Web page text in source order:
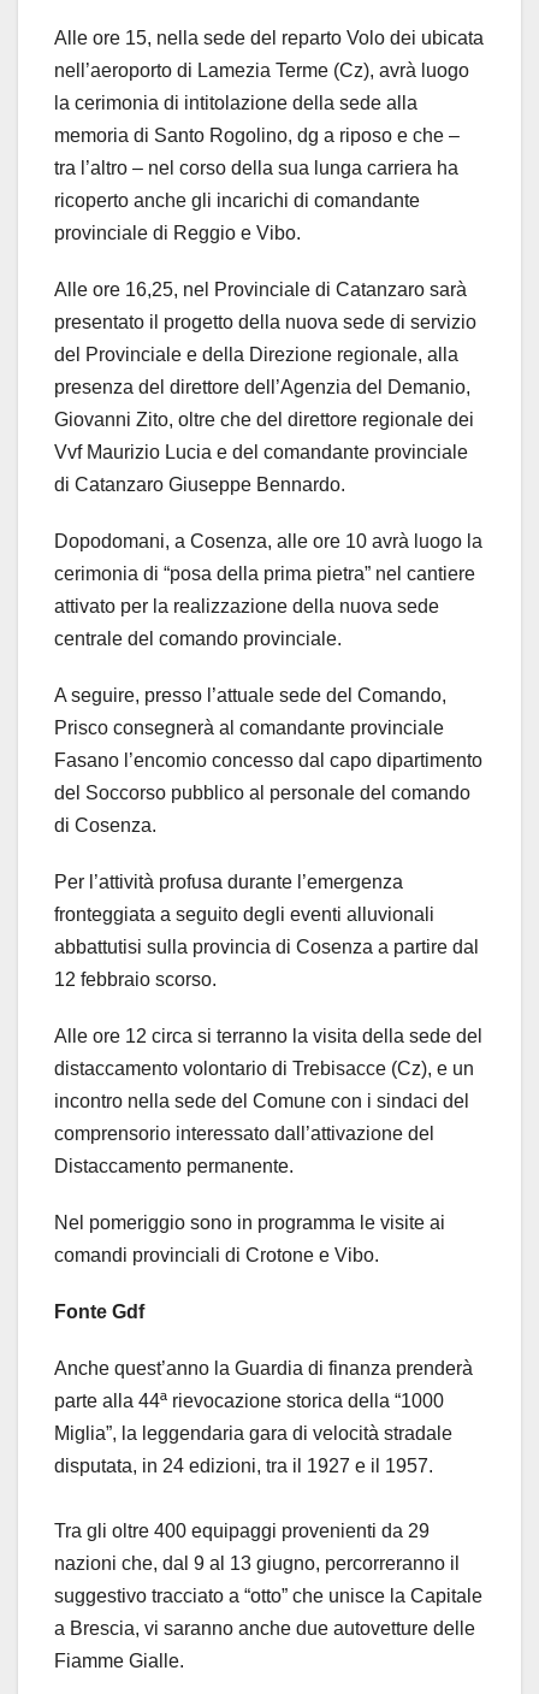
Alle ore 15, nella sede del reparto Volo dei ubicata
nell’aeroporto di Lamezia Terme (Cz), avrà luogo
la cerimonia di intitolazione della sede alla
memoria di Santo Rogolino, dg a riposo e che –
tra l’altro – nel corso della sua lunga carriera ha
ricoperto anche gli incarichi di comandante
provinciale di Reggio e Vibo.
Alle ore 16,25, nel Provinciale di Catanzaro sarà
presentato il progetto della nuova sede di servizio
del Provinciale e della Direzione regionale, alla
presenza del direttore dell’Agenzia del Demanio,
Giovanni Zito, oltre che del direttore regionale dei
Vvf Maurizio Lucia e del comandante provinciale
di Catanzaro Giuseppe Bennardo.
Dopodomani, a Cosenza, alle ore 10 avrà luogo la
cerimonia di “posa della prima pietra” nel cantiere
attivato per la realizzazione della nuova sede
centrale del comando provinciale.
A seguire, presso l’attuale sede del Comando,
Prisco consegnerà al comandante provinciale
Fasano l’encomio concesso dal capo dipartimento
del Soccorso pubblico al personale del comando
di Cosenza.
Per l’attività profusa durante l’emergenza
fronteggiata a seguito degli eventi alluvionali
abbattutisi sulla provincia di Cosenza a partire dal
12 febbraio scorso.
Alle ore 12 circa si terranno la visita della sede del
distaccamento volontario di Trebisacce (Cz), e un
incontro nella sede del Comune con i sindaci del
comprensorio interessato dall’attivazione del
Distaccamento permanente.
Nel pomeriggio sono in programma le visite ai
comandi provinciali di Crotone e Vibo.
Fonte Gdf
Anche quest’anno la Guardia di finanza prenderà
parte alla 44ª rievocazione storica della “1000
Miglia”, la leggendaria gara di velocità stradale
disputata, in 24 edizioni, tra il 1927 e il 1957.
Tra gli oltre 400 equipaggi provenienti da 29
nazioni che, dal 9 al 13 giugno, percorreranno il
suggestivo tracciato a “otto” che unisce la Capitale
a Brescia, vi saranno anche due autovetture delle
Fiamme Gialle.